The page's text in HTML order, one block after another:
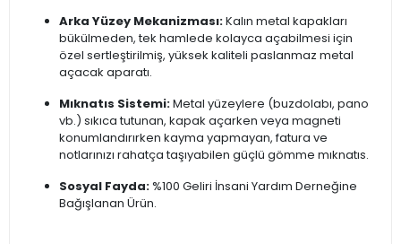
Arka Yüzey Mekanizması:Kalın metal kapakları
bükülmeden, tek hamlede kolayca açabilmesi için
özel sertleştirilmiş, yüksek kaliteli paslanmaz metal
açacak aparatı.
Mıknatıs Sistemi:Metal yüzeylere (buzdolabı, pano
vb.) sıkıca tutunan, kapak açarken veya magneti
konumlandırırken kayma yapmayan, fatura ve
notlarınızı rahatça taşıyabilen güçlü gömme mıknatıs.
Sosyal Fayda: %100 Geliri İnsani Yardım Derneğine
Bağışlanan Ürün.